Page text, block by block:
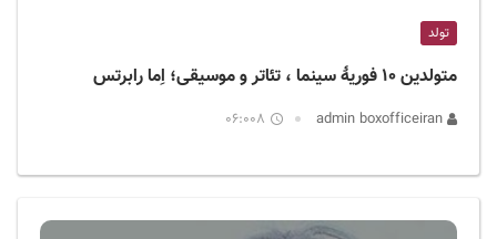
تولد
متولدین ۱۰ فوریهٔ سینما ، تئاتر و موسیقی؛ اِما رابرتس
06:008